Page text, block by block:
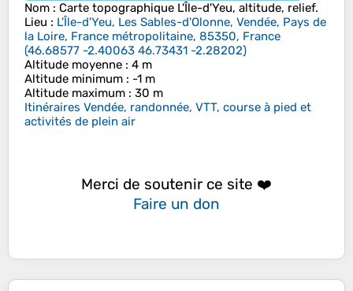
Nom : Carte topographique L'Île-d'Yeu, altitude, relief.
Lieu : L'Île-d'Yeu, Les Sables-d'Olonne, Vendée, Pays de
la Loire, France métropolitaine, 85350, France
(46.68577 -2.40063 46.73431 -2.28202)
Altitude moyenne : 4 m
Altitude minimum : -1 m
Altitude maximum : 30 m
Itinéraires Vendée, randonnée, VTT, course à pied et
activités de plein air
Merci de soutenir ce site ❤️
Faire un don